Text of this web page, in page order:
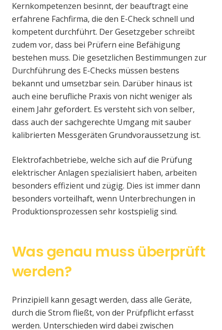
Kernkompetenzen besinnt, der beauftragt eine
erfahrene Fachfirma, die den E-Check schnell und
kompetent durchführt. Der Gesetzgeber schreibt
zudem vor, dass bei Prüfern eine Befähigung
bestehen muss. Die gesetzlichen Bestimmungen zur
Durchführung des E-Checks müssen bestens
bekannt und umsetzbar sein. Darüber hinaus ist
auch eine berufliche Praxis von nicht weniger als
einem Jahr gefordert. Es versteht sich von selber,
dass auch der sachgerechte Umgang mit sauber
kalibrierten Messgeräten Grundvoraussetzung ist.
Elektrofachbetriebe, welche sich auf die Prüfung
elektrischer Anlagen spezialisiert haben, arbeiten
besonders effizient und zügig. Dies ist immer dann
besonders vorteilhaft, wenn Unterbrechungen in
Produktionsprozessen sehr kostspielig sind.
Was genau muss überprüft
werden?
Prinzipiell kann gesagt werden, dass alle Geräte,
durch die Strom fließt, von der Prüfpflicht erfasst
werden. Unterschieden wird dabei zwischen